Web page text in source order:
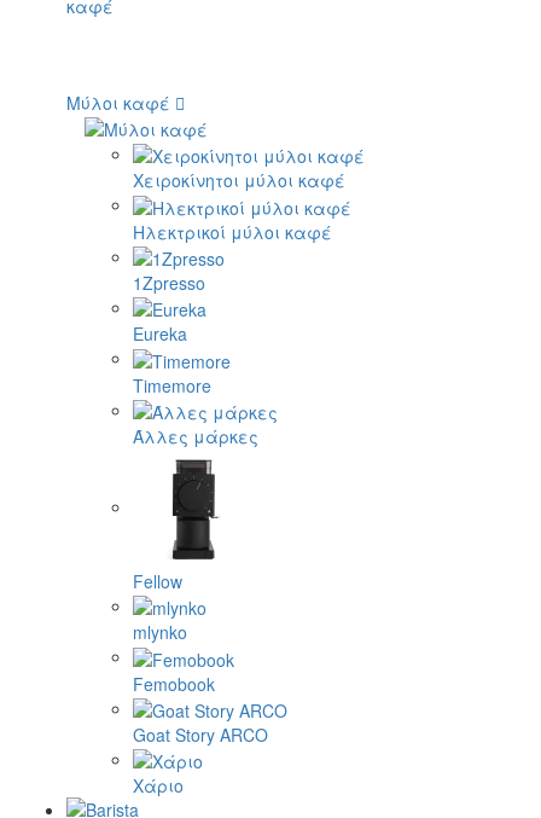
Μύλοι καφέ
Χειροκίνητοι μύλοι καφέ
Ηλεκτρικοί μύλοι καφέ
1Zpresso
Eureka
Timemore
Άλλες μάρκες
Fellow
mlynko
Femobook
Goat Story ARCO
Χάριο